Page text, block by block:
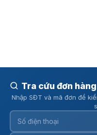
Tra cứu đơn
Nhập SĐT và mã đơn để